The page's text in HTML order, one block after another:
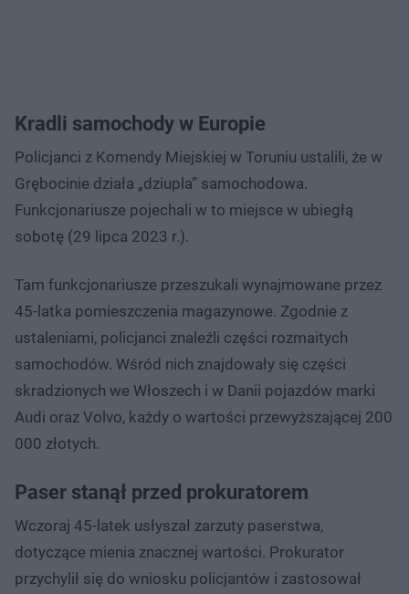
Kradli samochody w Europie
Policjanci z Komendy Miejskiej w Toruniu ustalili, że w
Grębocinie działa „dziupla” samochodowa.
Funkcjonariusze pojechali w to miejsce w ubiegłą
sobotę (29 lipca 2023 r.).
Tam funkcjonariusze przeszukali wynajmowane przez
45-latka pomieszczenia magazynowe. Zgodnie z
ustaleniami, policjanci znaleźli części rozmaitych
samochodów. Wśród nich znajdowały się części
skradzionych we Włoszech i w Danii pojazdów marki
Audi oraz Volvo, każdy o wartości przewyższającej 200
000 złotych.
Paser stanął przed prokuratorem
Wczoraj 45-latek usłyszał zarzuty paserstwa,
dotyczące mienia znacznej wartości. Prokurator
przychylił się do wniosku policjantów i zastosował